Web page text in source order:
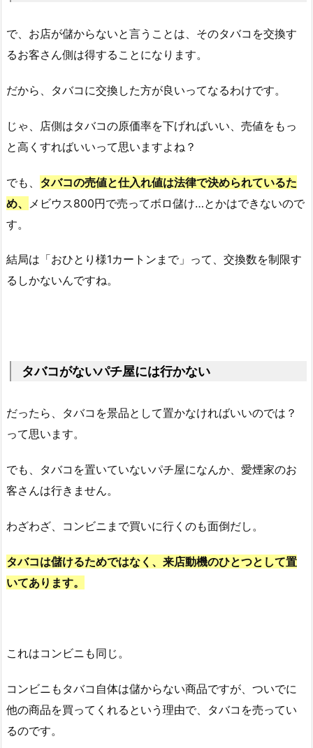
で、お店が儲からないと言うことは、そのタバコを交換す
るお客さん側は得することになります。
だから、タバコに交換した方が良いってなるわけです。
じゃ、店側はタバコの原価率を下げればいい、売値をもっ
と高くすればいいって思いますよね？
でも、 タバコの売値と仕入れ値は法律で決められているた
め、
メビウス800円で売ってボロ儲け…とかはできないので
す。
結局は「おひとり様1カートンまで」って、交換数を制限す
るしかないんですね。
タバコがないパチ屋には行かない
だったら、タバコを景品として置かなければいいのでは？
って思います。
でも、タバコを置いていないパチ屋になんか、愛煙家のお
客さんは行きません。
わざわざ、コンビニまで買いに行くのも面倒だし。
タバコは儲けるためではなく、来店動機のひとつとして置
いてあります。
これはコンビニも同じ。
コンビニもタバコ自体は儲からない商品ですが、ついでに
他の商品を買ってくれるという理由で、タバコを売ってい
るのです。